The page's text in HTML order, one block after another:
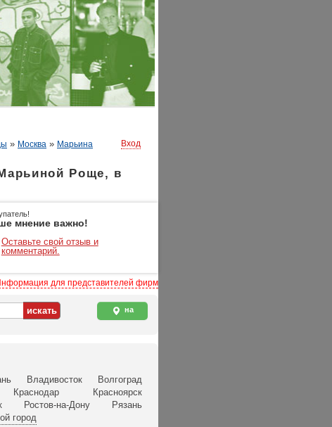
» Москва » Марьина
Вход
Роще, в
мнение важно!
Оставьте свой отзыв и
комментарий.
для представителей фирм
на
Владивосток
Волгоград
Краснодар
Красноярск
Ростов-на-Дону
Рязань
город